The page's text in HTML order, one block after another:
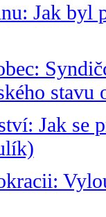
Jak byl
stavu
Jak se